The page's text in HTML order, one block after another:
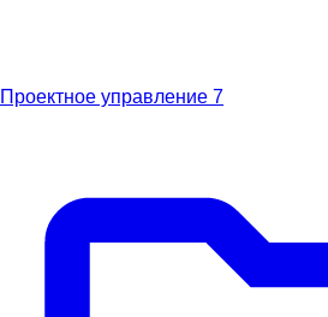
Проектное управление 7